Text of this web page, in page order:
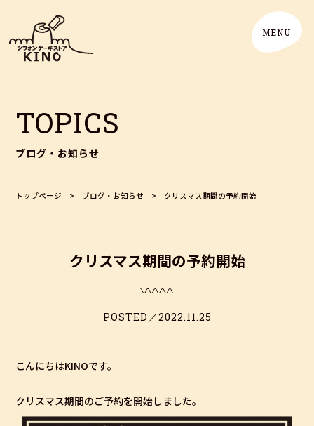
TOPICS
ブログ・お知らせ
トップページ > ブログ・お知らせ > クリスマス期間の予約開始
クリスマス期間の予約開始
POSTED／2022.11.25
こんにちはKINOです。
クリスマス期間のご予約を開始しました。